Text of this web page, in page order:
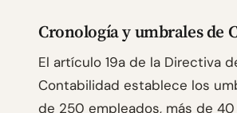
Cronología y umbrales de
El artículo 19a de la Directiva
Contabilidad establece los
de 250 empleados, más de